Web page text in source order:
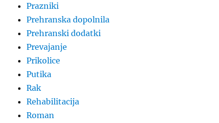
Prazniki
Prehranska dopolnila
Prehranski dodatki
Prevajanje
Prikolice
Putika
Rak
Rehabilitacija
Roman